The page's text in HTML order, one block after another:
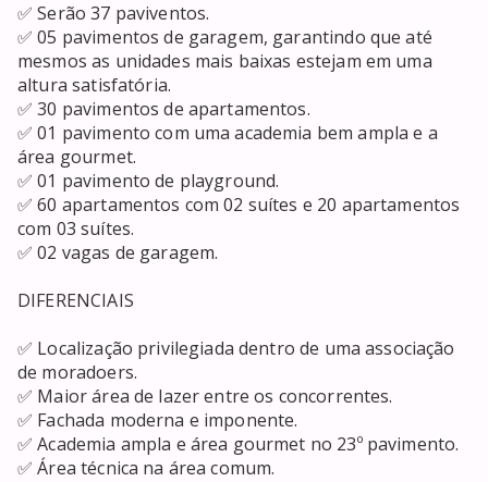
✅ Serão 37 paviventos.
✅ 05 pavimentos de garagem, garantindo que até
mesmos as unidades mais baixas estejam em uma
altura satisfatória.
✅ 30 pavimentos de apartamentos.
✅ 01 pavimento com uma academia bem ampla e a
área gourmet.
✅ 01 pavimento de playground.
✅ 60 apartamentos com 02 suítes e 20 apartamentos
com 03 suítes.
✅ 02 vagas de garagem.
DIFERENCIAIS
✅ Localização privilegiada dentro de uma associação
de moradoers.
✅ Maior área de lazer entre os concorrentes.
✅ Fachada moderna e imponente.
✅ Academia ampla e área gourmet no 23º pavimento.
✅ Área técnica na área comum.